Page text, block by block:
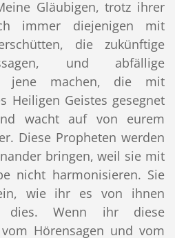
Gläubigen, trotz ihrer
immer diejenigen mit
die zukünftige
und abfällige
jene machen, die mit
Heiligen Geistes gesegnet
wacht auf von eurem
Diese Propheten werden
bringen, weil sie mit
nicht harmonisieren. Sie
wie ihr es von ihnen
dies. Wenn ihr diese
Hörensagen und vom